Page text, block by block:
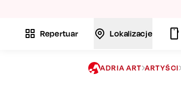
Repertuar Lokalizacje
ADRIA ART ARTYŚCI